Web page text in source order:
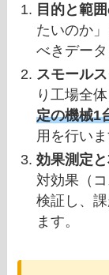
目的と範
たいのか
べきデータ
スモール
り工場全
定の機械1
用を行いま
効果測定
対効果（
検証し、
ます。